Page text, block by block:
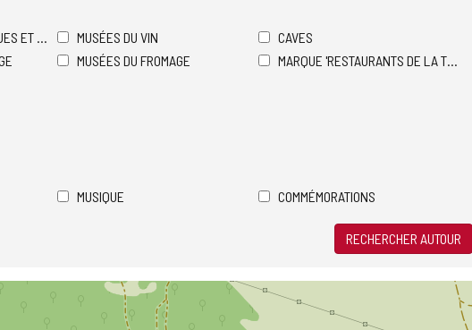
ET ŒNOLOGIQUESMUSÉES DU VIN
CAVES
MUSÉES DU FROMAGE MARQUE 'RESTAURANTS DE LA TIERRA'
MUSIQUE COMMÉMORATIONS
RECHERCHER AUTOUR